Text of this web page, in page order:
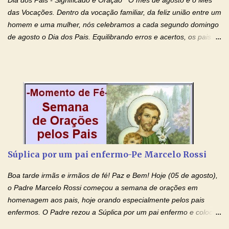
doenças do coração, NO SAGRADO CORAÇÃO DE JESUS E NO
IMACULADO CORAÇÃO DE MAR...
das Vocações. Dentro da vocação familiar, da feliz união entre um
homem e uma mulher, nós celebramos a cada segundo domingo
de agosto o Dia dos Pais. Equilibrando erros e acertos, os pais
conforto, boa alimentação, educação de qualidade. E, em geral,
procuram orientá-los para que enfrentem o mundo, com suas
alegrias, com seus dissabores. Acompanham-nos em suas
vitórias, em seus fracassos, em suas lutas. É claro que há
exceções, mas essas exceções só confirmam uma regra porque
estado natural, normal. O mundo de hoje apresenta anomalias
absurdas. Temos notícia de pais que torturam seus filhos, que os
desrespeitam, que espancam ou matam a mãe na presença dos
filhos. Mas isso não é o c...
Súplica por um pai enfermo-Pe Marcelo Rossi
Boa tarde irmãs e irmãos de fé! Paz e Bem! Hoje (05 de agosto),
o Padre Marcelo Rossi começou a semana de orações em
homenagem aos pais, hoje orando especialmente pelos pais
enfermos. O Padre rezou a Súplica por um pai enfermo e colocou